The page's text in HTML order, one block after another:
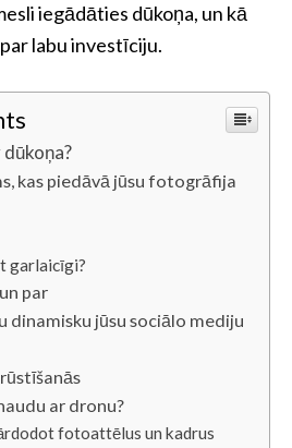
iegādāties dūkoņa, un kā
labu investīciju.
kas piedāvā jūsu fotogrāfija
garlaicīgi?
par
dinamisku jūsu sociālo mediju
ar dronu?
fotoattēlus un kadrus